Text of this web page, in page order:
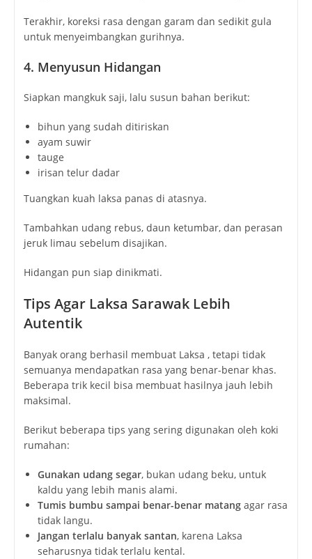
Terakhir, koreksi rasa dengan garam dan sedikit gula
untuk menyeimbangkan gurihnya.
4. Menyusun Hidangan
Siapkan mangkuk saji, lalu susun bahan berikut:
bihun yang sudah ditiriskan
ayam suwir
tauge
irisan telur dadar
Tuangkan kuah laksa panas di atasnya.
Tambahkan udang rebus, daun ketumbar, dan perasan
jeruk limau sebelum disajikan.
Hidangan pun siap dinikmati.
Tips Agar Laksa Sarawak Lebih
Autentik
Banyak orang berhasil membuat Laksa , tetapi tidak
semuanya mendapatkan rasa yang benar-benar khas.
Beberapa trik kecil bisa membuat hasilnya jauh lebih
maksimal.
Berikut beberapa tips yang sering digunakan oleh koki
rumahan:
Gunakan udang segar, bukan udang beku, untuk
kaldu yang lebih manis alami.
Tumis bumbu sampai benar-benar matangagar rasa
tidak langu.
Jangan terlalu banyak santan, karena Laksa
seharusnya tidak terlalu kental.